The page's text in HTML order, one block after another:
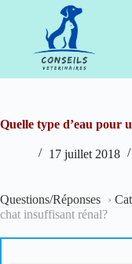
Quelle type d’eau pour
17 juillet 2018
Questions/Réponses ›
chat insuffisant rénal?